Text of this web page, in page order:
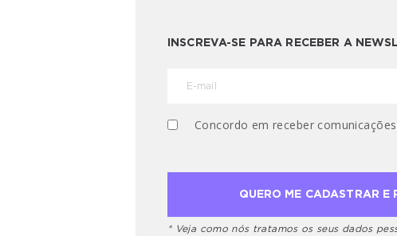
INSCREVA-SE PARA RECEBER A
Concordo em receber
* Veja como nós tratamos os seus dados